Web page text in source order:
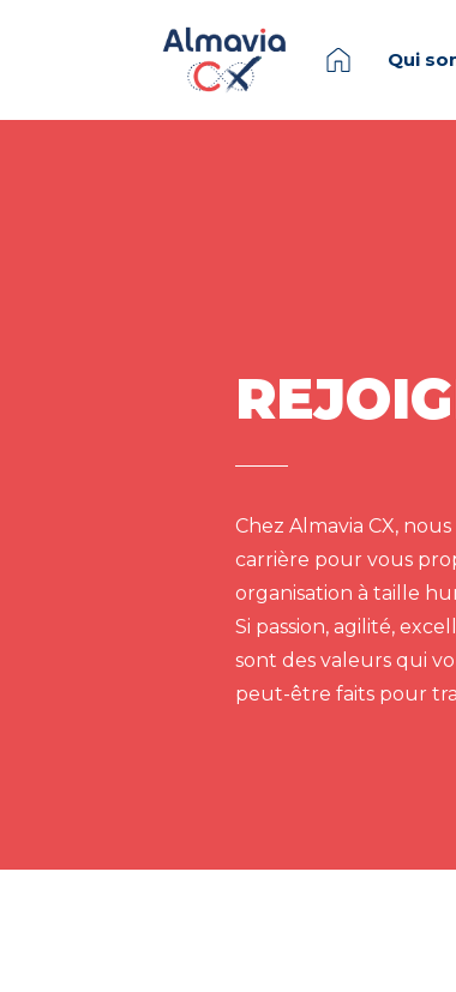
Qui
Chez Almavia CX,
carrière pour vous
organisation à taille
Si passion, agilité,
sont des valeurs qui
peut-être faits pour